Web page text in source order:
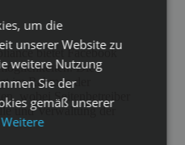
bietet Facebook
Die
im Rahmen der
wobei Seitenbetreiber
und Verwaltung der
um die
unserer Website zu
weitere Nutzung
Sie der
gemäß unserer
Weitere